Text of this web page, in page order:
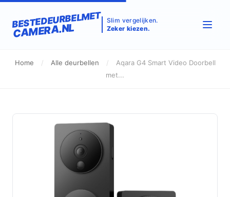
BESTEDEURBELMET
CAMERA.NL
Slim vergelijken.
Zeker kiezen.
Home / Alle deurbellen /
Aqara G4 Smart Video Doorbell
met...